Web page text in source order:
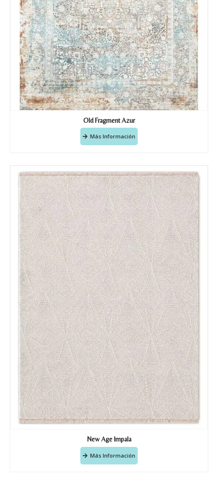
Old Fragment Azur
Más Información
New Age Impala
Más Información